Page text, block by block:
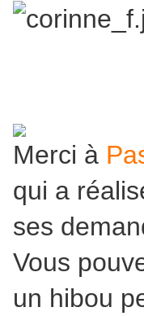
Merci à
qui a
ses
Vous
un hibou